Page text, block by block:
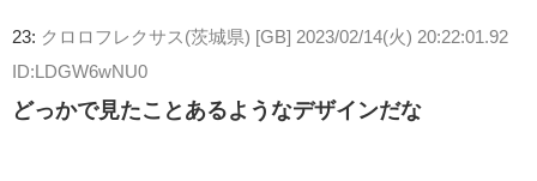
23: クロロフレクサス(茨城県) [GB] 2023/02/14(火) 20:22:01.92
ID:LDGW6wNU0
どっかで見たことあるようなデザインだな